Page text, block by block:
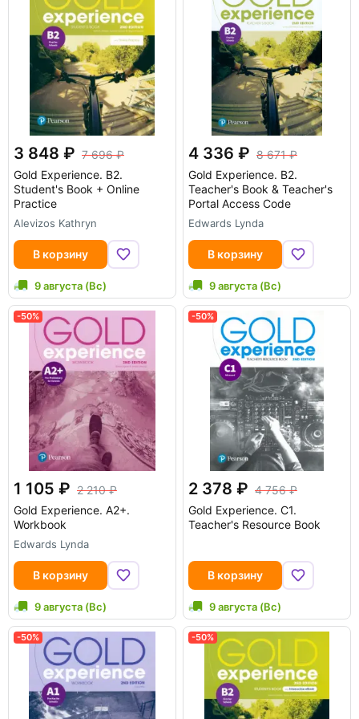
3 848
7 696
Gold Experience. B2.
Student's Book + Online
Practice
Alevizos Kathryn
В корзину
9 августа (Вс)
4 336
8 671
Gold Experience. B2.
Teacher's Book & Teacher's
Portal Access Code
Edwards Lynda
В корзину
9 августа (Вс)
-50%
1 105
2 210
Gold Experience. A2+.
Workbook
Edwards Lynda
В корзину
9 августа (Вс)
-50%
2 378
4 756
Gold Experience. C1.
Teacher's Resource Book
В корзину
9 августа (Вс)
-50% -50%